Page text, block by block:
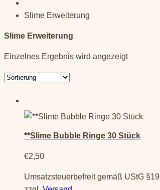
Slime Erweiterung
Slime Erweiterung
Einzelnes Ergebnis wird angezeigt
**Slime Bubble Ringe 30 Stück
€2,50
Umsatzsteuerbefreit gemäß UStG §19